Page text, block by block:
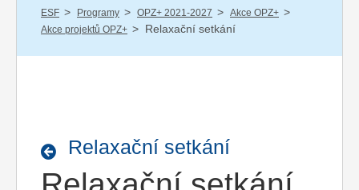
ESF / Programy / OPZ+ 2021-2027 / Akce OPZ+ /
Akce projektů OPZ+ / Relaxační setkání
Relaxační setkání